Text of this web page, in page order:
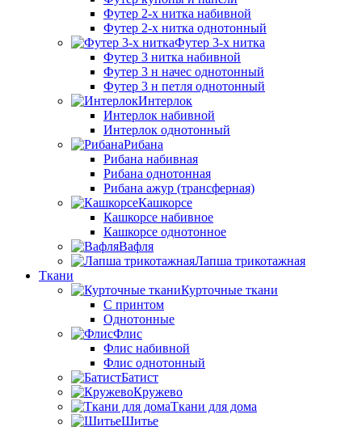
Футер 2-х нитка набивной
Футер 2-х нитка однотонный
Футер 3-х нитка
Футер 3 нитка набивной
Футер 3 н начес однотонный
Футер 3 н петля однотонный
Интерлок
Интерлок набивной
Интерлок однотонный
Рибана
Рибана набивная
Рибана однотонная
Рибана ажур (трансферная)
Кашкорсе
Кашкорсе набивное
Кашкорсе однотонное
Вафля
Лапша трикотажная
Ткани
Курточные ткани
С принтом
Однотонные
Флис
Флис набивной
Флис однотонный
Батист
Кружево
Ткани для дома
Шитье